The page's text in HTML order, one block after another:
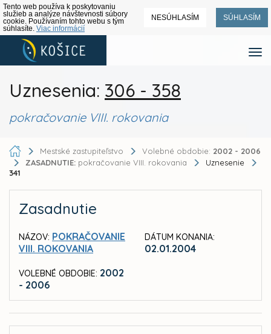
Tento web používa k poskytovaniu
služieb a analýze návštevnosti súbory
cookie. Používaním tohto webu s tým
súhlasíte. Viac informácií
NESÚHLASÍM SÚHLASÍM
Uznesenia: 306 - 358
pokračovanie VIII. rokovania
Mestské zastupiteľstvo Volebné obdobie: 2002 - 2006
ZASADNUTIE: pokračovanie VIII. rokovania
Uznesenie
341
Zasadnutie
NÁZOV: POKRAČOVANIE
VIII. ROKOVANIA
VOLEBNÉ OBDOBIE: 2002
- 2006
DÁTUM KONANIA:
02.01.2004